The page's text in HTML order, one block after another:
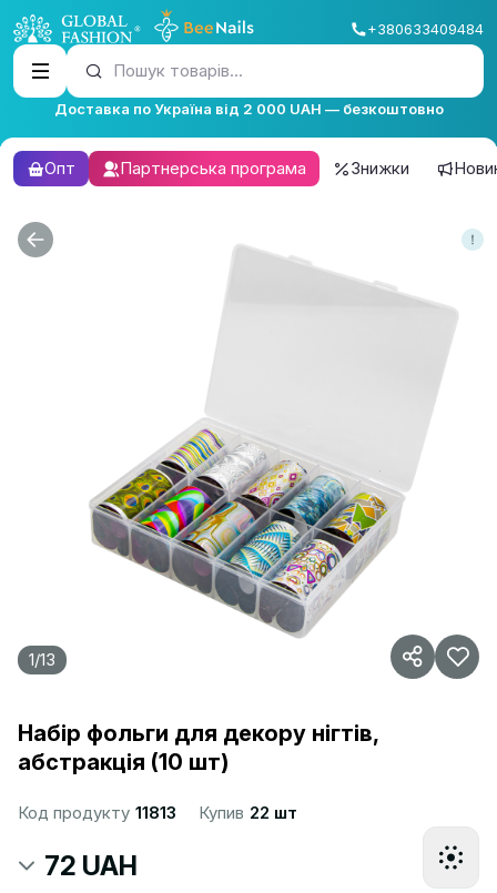
+380633409484
Пошук товарів...
Доставка по Україна від 2 000 UAH — безкоштовно
Опт Партнерська програма Знижки
1/13
Набір фольги для декору нігтів,
абстракція (10 шт)
Код продукту 11813 Купив 22 шт
72 UAH